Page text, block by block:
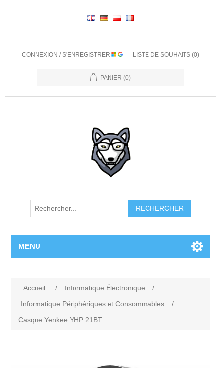
CONNEXION / S'ENREGISTRER LISTE DE SOUHAITS (0)
PANIER (0)
RECHERCHER
MENU
Accueil / Informatique Électronique
/
Informatique Périphériques et Consommables
/
Casque Yenkee YHP 21BT